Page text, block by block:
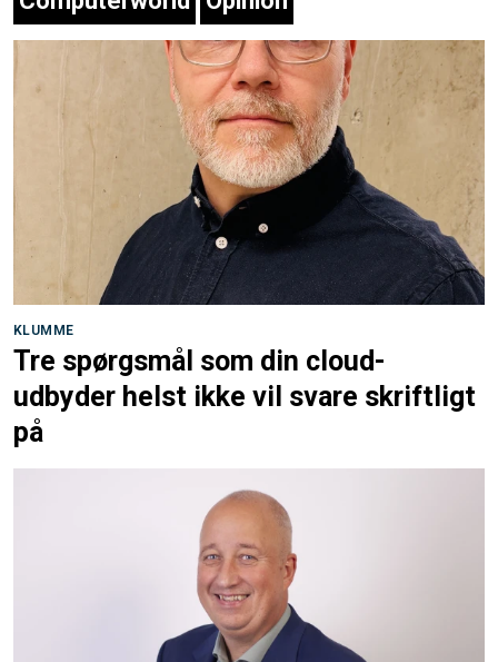
KLUMME
Tre spørgsmål som din cloud-
udbyder helst ikke vil svare skriftligt
på